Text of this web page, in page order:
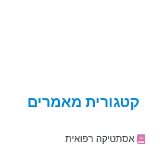
קטגורית מאמרים
אסתטיקה רפואית